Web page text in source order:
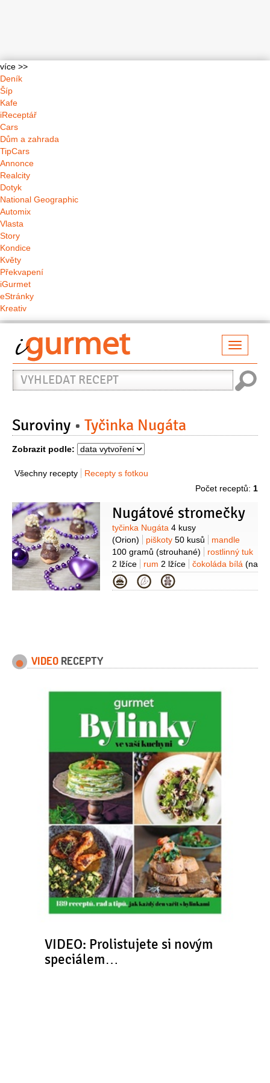
více >>
Deník
Šíp
Kafe
iReceptář
Cars
Dům a zahrada
TipCars
Annonce
Realcity
Dotyk
National Geographic
Automix
Vlasta
Story
Kondice
Květy
Překvapení
iGurmet
eStránky
Kreativ
Vyhledat
recept
Suroviny Tyčinka Nugáta
Zobrazit podle:
Všechny recepty
Recepty s fotkou
Počet receptů: 1
Nugátové stromečky
Suroviny
tyčinka Nugáta 4 kusy
(Orion)
piškoty 50 kusů
mandle
100 gramů (strouhané)
rostlinný tuk
2 lžíce
rum 2 lžíce čokoláda bílá (na
ozdobení)
cukrářské zdobení
(barevné perličky)
Kategorie
VIDEO RECEPTY
VIDEO: Prolistujete si novým
speciálem…